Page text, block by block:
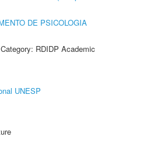
DE PSICOLOGIA
RDIDP Academic
UNESP